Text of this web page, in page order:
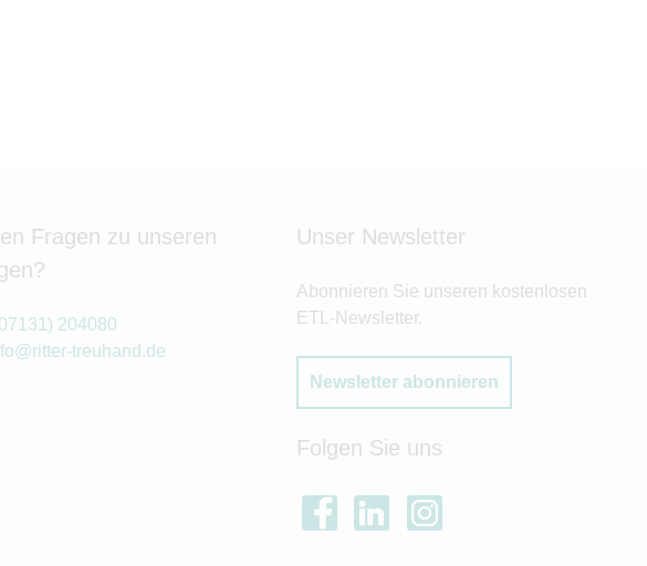
Fragen zu unseren
204080
treuhand.de
Unser Newsletter
Abonnieren Sie unseren kostenlosen
ETL-Newsletter.
Newsletter abonnieren
Folgen Sie uns